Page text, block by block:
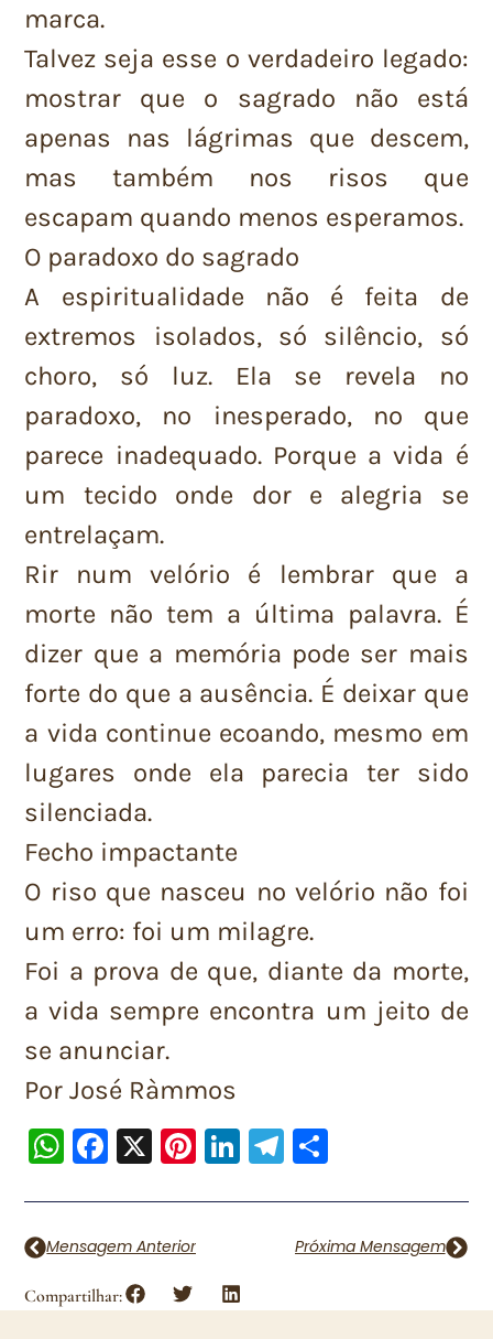
marca.
Talvez seja esse o verdadeiro legado:
mostrar que o sagrado não está
apenas nas lágrimas que descem,
mas também nos risos que
escapam quando menos esperamos.
O paradoxo do sagrado
A espiritualidade não é feita de
extremos isolados, só silêncio, só
choro, só luz. Ela se revela no
paradoxo, no inesperado, no que
parece inadequado. Porque a vida é
um tecido onde dor e alegria se
entrelaçam.
Rir num velório é lembrar que a
morte não tem a última palavra. É
dizer que a memória pode ser mais
forte do que a ausência. É deixar que
a vida continue ecoando, mesmo em
lugares onde ela parecia ter sido
silenciada.
Fecho impactante
O riso que nasceu no velório não foi
um erro: foi um milagre.
Foi a prova de que, diante da morte,
a vida sempre encontra um jeito de
se anunciar.
Por José Ràmmos
WhatsApp
Facebook
X Pinterest
LinkedIn
Telegram
Mensagem Anterior Próxima Mensagem
Compartilhar: